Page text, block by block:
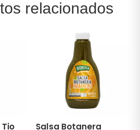
relacionados
Salsa Botanera